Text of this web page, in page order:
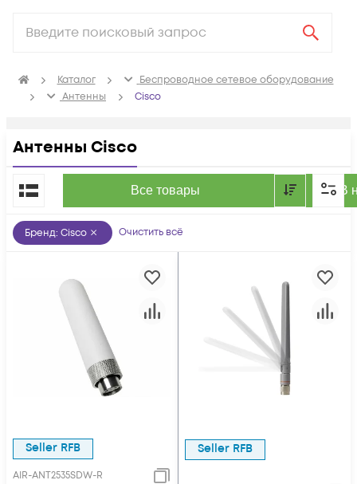
Каталог
Беспроводное сетевое оборудование
Антенны
Cisco
Антенны Cisco
Все товары В
По популярности
Бренд: Cisco Очистить всё
Seller RFB
AIR-ANT2535SDW-R
Seller RFB